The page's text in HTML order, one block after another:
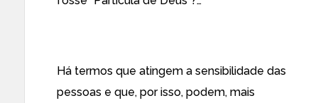
Há termos que atingem a sensibilidade das
pessoas e que, por isso, podem, mais